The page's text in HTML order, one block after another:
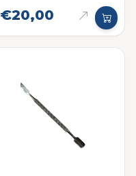
€20,00